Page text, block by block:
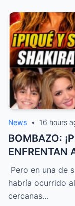
News • 16 hours
BOMBAZO:
ENFRENTAN
SASHA!
Pero en una de
habría ocurrido
cercanas…